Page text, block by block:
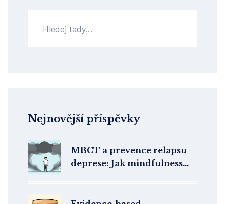
Nejnovější příspěvky
MBCT a prevence relapsu
deprese: Jak mindfulness